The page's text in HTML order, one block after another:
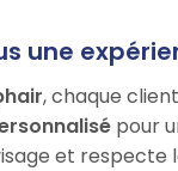
une
, chaque
pour
et respecte